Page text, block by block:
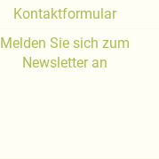
Kontaktformular
Melden Sie sich zum
Newsletter an